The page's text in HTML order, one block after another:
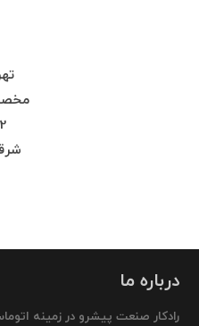
درباره ما
رادکار صنعت پیشرو در زمینه